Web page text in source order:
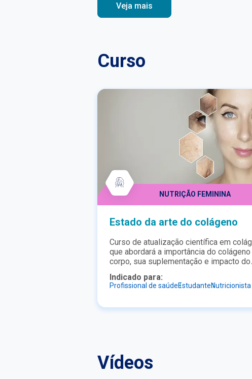
Veja mais
Curso
NUTRIÇÃO FEMININA
Estado da arte do colágeno
Curso de atualização científica em
que abordará a importância do colágeno
corpo, sua suplementação e impacto do
para quem quer aprender com a
reconhecimento da SBAN de maneira
Indicado para:
Profissional de saúdeEstudanteNutricionista
Vídeos